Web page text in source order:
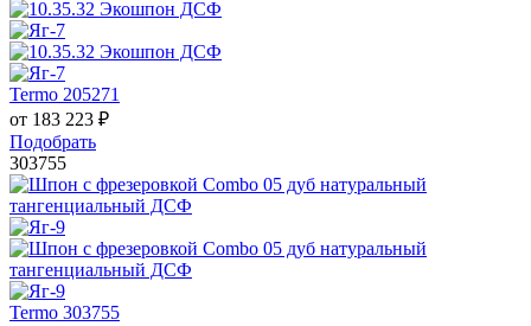
Termo 205271
от 183 223 ₽
Подобрать
303755
Termo 303755